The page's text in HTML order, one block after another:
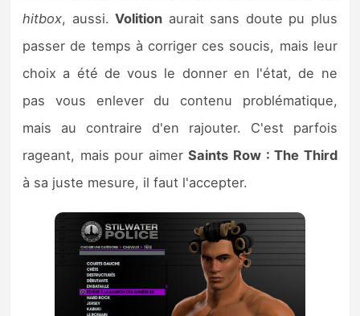
hitbox, aussi.Volition aurait sans doute pu plus
passer de temps à corriger ces soucis, mais leur
choix a été de vous le donner en l'état, de ne
pas vous enlever du contenu problématique,
mais au contraire d'en rajouter. C'est parfois
rageant, mais pour aimerSaints Row : The Third
à sa juste mesure, il faut l'accepter.